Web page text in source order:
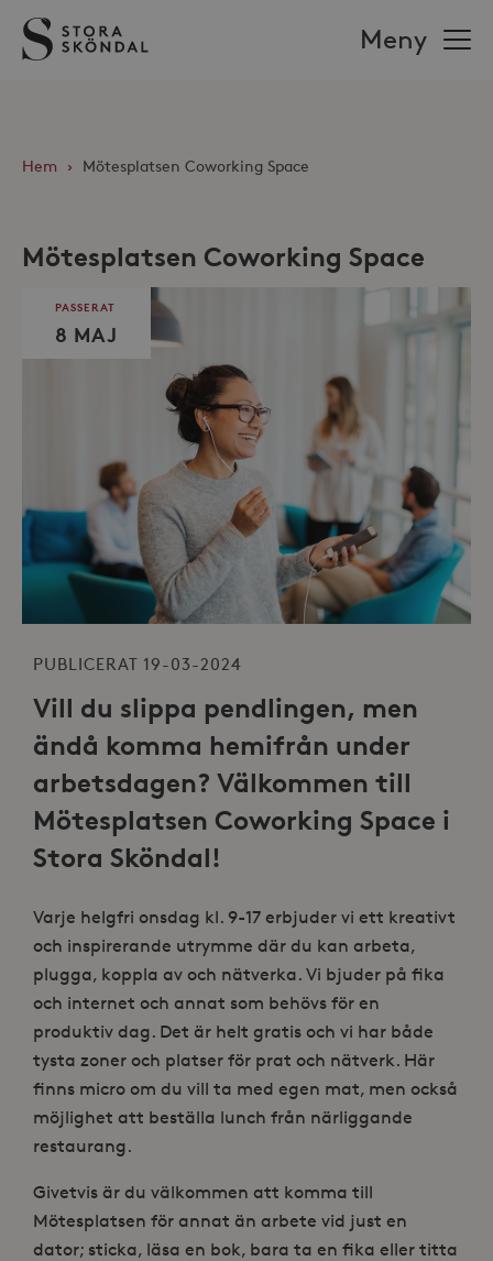
Stora
Sköndal
Meny
Hem › Mötesplatsen Coworking Space
Mötesplatsen Coworking Space
PASSERAT
8 MAJ
PUBLICERAT 19-03-2024
Vill du slippa pendlingen, men
ändå komma hemifrån under
arbetsdagen? Välkommen till
Mötesplatsen Coworking Space i
Stora Sköndal!
Varje helgfri onsdag kl. 9-17 erbjuder vi ett kreativt
och inspirerande utrymme där du kan arbeta,
plugga, koppla av och nätverka. Vi bjuder på fika
och internet och annat som behövs för en
produktiv dag. Det är helt gratis och vi har både
tysta zoner och platser för prat och nätverk. Här
finns micro om du vill ta med egen mat, men också
möjlighet att beställa lunch från närliggande
restaurang.
Givetvis är du välkommen att komma till
Mötesplatsen för annat än arbete vid just en
dator; sticka, läsa en bok, bara ta en fika eller titta